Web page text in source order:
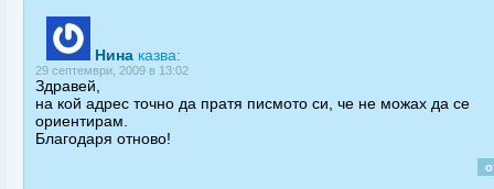
Нина казва:
29 септември, 2009 в 13:02
Здравей,
на кой адрес точно да пратя писмото си, че не можах да се
ориентирам.
Благодаря отново!